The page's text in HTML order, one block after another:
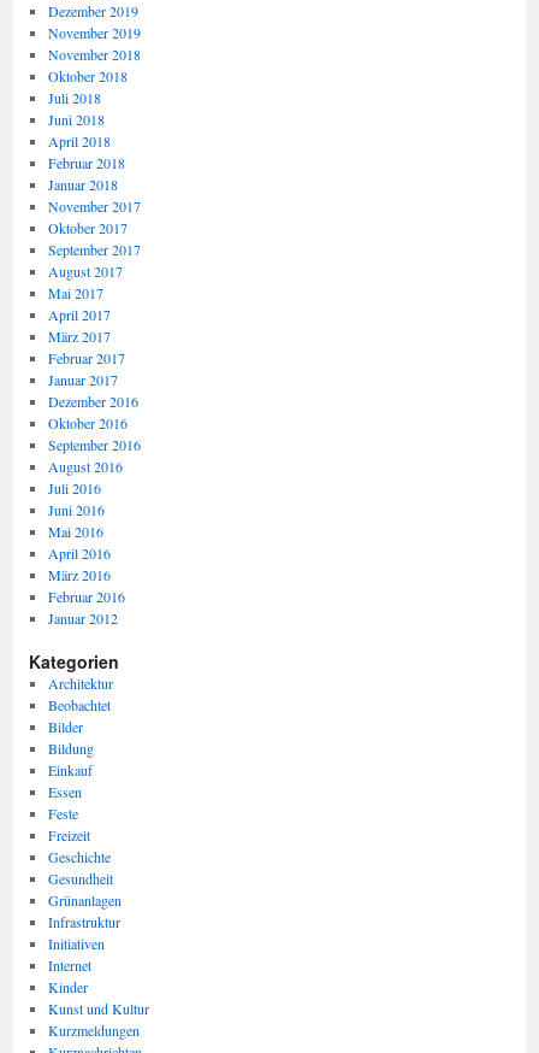
Dezember 2019
November 2019
November 2018
Oktober 2018
Juli 2018
Juni 2018
April 2018
Februar 2018
Januar 2018
November 2017
Oktober 2017
September 2017
August 2017
Mai 2017
April 2017
März 2017
Februar 2017
Januar 2017
Dezember 2016
Oktober 2016
September 2016
August 2016
Juli 2016
Juni 2016
Mai 2016
April 2016
März 2016
Februar 2016
Januar 2012
Kategorien
Architektur
Beobachtet
Bilder
Bildung
Einkauf
Essen
Feste
Freizeit
Geschichte
Gesundheit
Grünanlagen
Infrastruktur
Initiativen
Internet
Kinder
Kunst und Kultur
Kurzmeldungen